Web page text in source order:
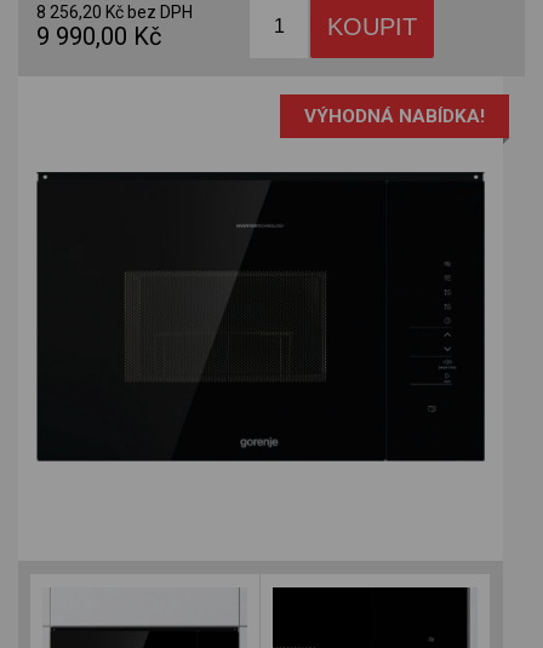
8 256,20 Kč bez DPH
9 990,00 Kč
VÝHODNÁ NABÍDKA!